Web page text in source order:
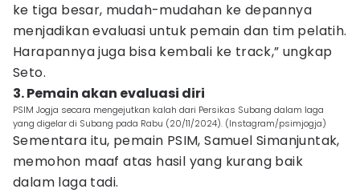
ke tiga besar, mudah-mudahan ke depannya
menjadikan evaluasi untuk pemain dan tim pelatih.
Harapannya juga bisa kembali ke track,” ungkap
Seto.
3. Pemain akan evaluasi diri
PSIM Jogja secara mengejutkan kalah dari Persikas Subang dalam laga
yang digelar di Subang pada Rabu (20/11/2024). (Instagram/psimjogja)
Sementara itu, pemain PSIM, Samuel Simanjuntak,
memohon maaf atas hasil yang kurang baik
dalam laga tadi.